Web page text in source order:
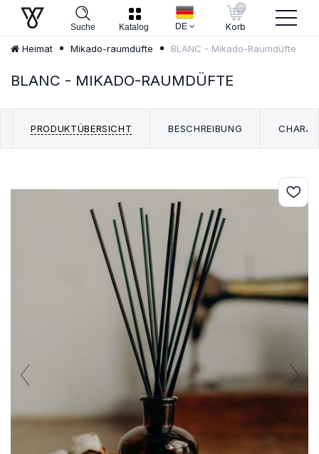
Suche Katalog DE
0
Korb
Heimat Mikado-raumdüfte BLANC - Mikado-Raumdüfte
BLANC - MIKADO-RAUMDÜFTE
PRODUKTÜBERSICHT BESCHREIBUNG